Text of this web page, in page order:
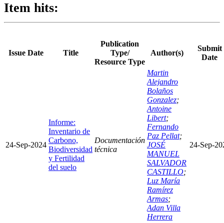
Item hits:
Issue Date Title
Publication
Type/
Resource Type
Author(s)
Submit
Date
24-Sep-2024
Informe:
Inventario de
Carbono,
Biodiversidad
y Fertilidad
del suelo
Documentación
técnica
Martin
Alejandro
Bolaños
Gonzalez;
Antoine
Libert;
Fernando
Paz Pellat;
JOSÉ
MANUEL
SALVADOR
CASTILLO;
Luz María
Ramírez
Armas;
Adan Villa
Herrera
24-Sep-